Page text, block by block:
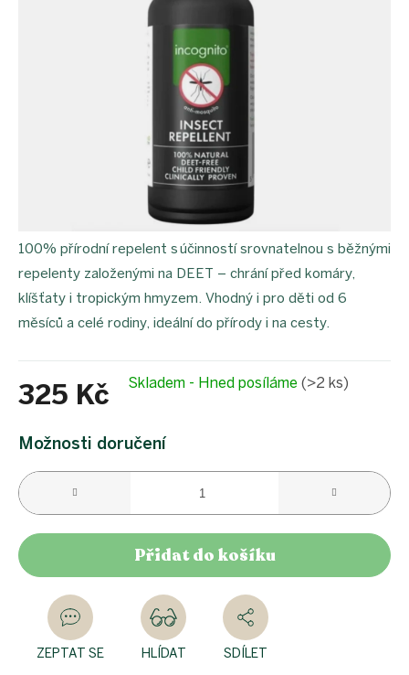
325 Kč
cena:
Skladem - Hned posíláme (>2 ks)
Možnosti doručení
Přidat do košíku
100% přírodní repelent s účinností srovnatelnou s běžnými
repelenty založenými na DEET – chrání před komáry,
klíšťaty i tropickým hmyzem. Vhodný i pro děti od 6
měsíců a celé rodiny, ideální do přírody i na cesty.
ZEPTAT SE HLÍDAT SDÍLET